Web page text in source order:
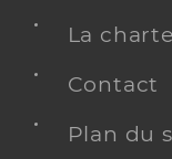
La
Contact
Plan du